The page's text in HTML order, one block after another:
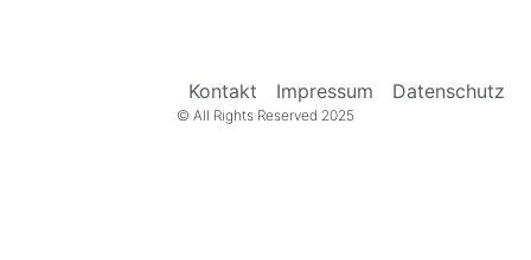
Kontakt Impressum Datenschutz
© All Rights Reserved 2025